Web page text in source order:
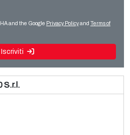
tutto
usata per BOPP Brückner 3
and the Google Privacy Policyand Terms of
Iscriviti
S.r.l.